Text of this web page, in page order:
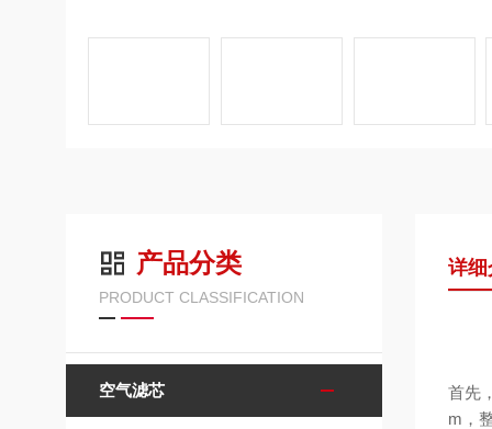
产品分类
PRODUCT CLASSIFICATION
空气滤芯
详细
首先
m，